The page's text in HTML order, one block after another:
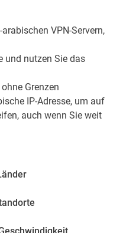
VPN-Servern,
und nutzen Sie das
Grenzen
IP-Adresse, um auf
auch wenn Sie weit